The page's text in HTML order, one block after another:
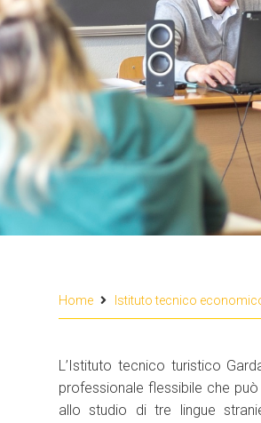
Home Istituto tecnico
L’Istituto tecnico turistico
professionale flessibile che
allo studio di tre lingue